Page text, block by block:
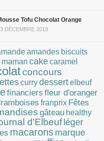
Tofu Chocolat Orange
DÉCEMBRE 2018
amandes biscuits
cakecaramel
concours
currydessertelbeuf
financiers fleur d'oranger
franprix Fêtes
gâteau healthy
d'Elbeuf léger
macarons marque